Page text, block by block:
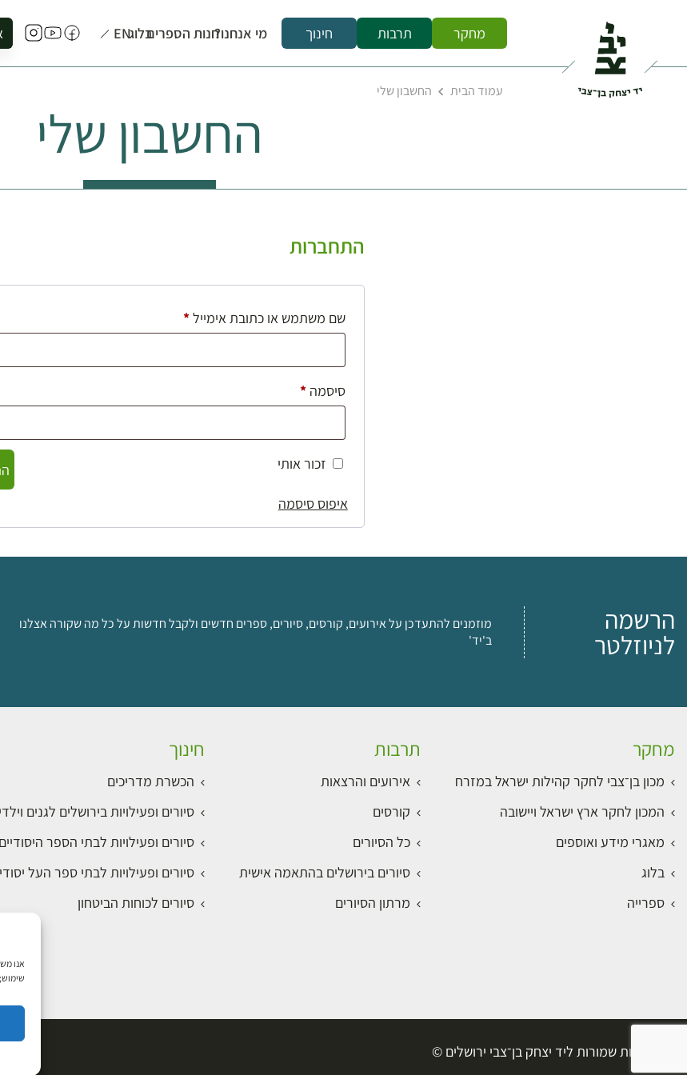
מחקר תרבות חינוך מי אנחנו?חנות הספריםבלוגEN
עמוד הבית החשבון שלי
החשבון שלי
התחברות
שם משתמש או כתובת אימייל*חובה
סיסמה*חובה
זכור אותי
איפוס סיסמה
הרשמה
לניוזלטר
מוזמנים להתעדכן על אירועים, קורסים, סיורים, ספרים חדשים ולקבל חדשות על כל מה שקורה אצלנו
ב'יד'
מחקר
מכון בן־צבי לחקר קהילות ישראל במזרח
המכון לחקר ארץ ישראל ויישובה
מאגרי מידע ואוספים
בלוג
ספרייה
תרבות
אירועים והרצאות
קורסים
כל הסיורים
סיורים בירושלים בהתאמה אישית
מרתון הסיורים
חינוך
הכשרת מדריכים
סיורים ופעילויות בירושלים לגנים
סיורים ופעילויות לבתי הספר היסודיים
סיורים ופעילויות לבתי ספר העל
סיורים לכוחות הביטחון
כל הזכויות שמורות ליד יצחק בן־צבי ירושלים ©